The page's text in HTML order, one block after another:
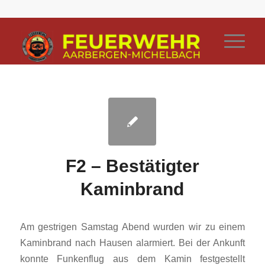
F2 – Bestätigter
Kaminbrand
Am gestrigen Samstag Abend wurden wir zu einem
Kaminbrand nach Hausen alarmiert. Bei der Ankunft
konnte Funkenflug aus dem Kamin festgestellt